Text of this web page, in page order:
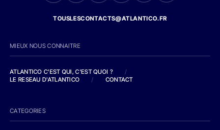
TOUSLESCONTACTS@ATLANTICO.FR
MIEUX NOUS CONNAITRE
ATLANTICO C'EST QUI, C'EST QUOI ?
/
LE RESEAU D'ATLANTICO
/ CONTACT
CATEGORIES